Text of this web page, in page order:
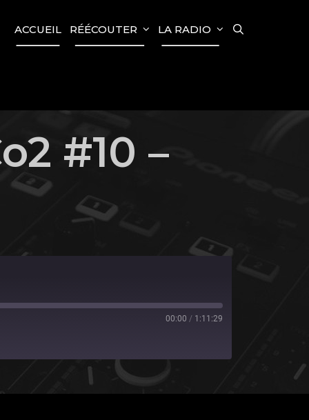
ACCUEIL RÉÉCOUTER LA RADIO
#10 –
00:00 / 1:11:29